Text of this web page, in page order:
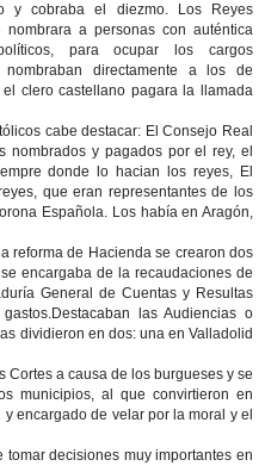
y cobraba el diezmo. Los Reyes
a personas con auténtica
para ocupar los cargos
directamente a los de
clero castellano pagara la llamada
cabe destacar: El Consejo Real
nombrados y pagados por el rey, el
donde lo hacian los reyes, El
que eran representantes de los
Española. Los había en Aragón,
reforma de Hacienda se crearon dos
encargaba de la recaudaciones de
General de Cuentas y Resultas
las Audiencias o
dividieron en dos: una en Valladolid
Cortes a causa de los burgueses y se
municipios, al que convirtieron en
encargado de velar por la moral y el
decisiones muy importantes en